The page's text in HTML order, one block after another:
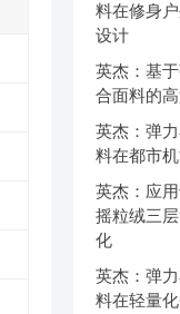
料在修身
设计
英杰：基
合面料的
英杰：弹
料在都市
英杰：应
摇粒绒三
化
英杰：弹
料在轻量